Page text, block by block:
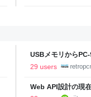
USBメモリから
29 users
Web API設計の現